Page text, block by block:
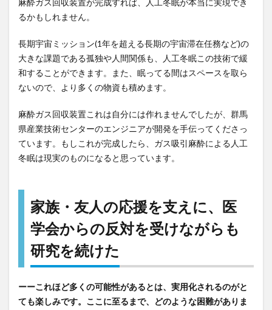
麻酔ガス回収装置が完成すれば、人工冬眠が本当に実現でき
るかもしれません。
長期宇宙ミッション(1年を超える長期の宇宙滞在任務など)の
大きな課題である孤独や人間関係も、人工冬眠この技術で緩
和することができます。また、眠ってる間はスペースを取ら
ないので、より多くの物資も積めます。
麻酔ガス回収装置これは自分には作れませんでしたが、群馬
県産業技術センターのエンジニアが開発を手伝ってくださっ
ています。もしこれが完成したら、ガス吸引麻酔による人工
冬眠は現実のものになると思っています。
家族・友人の応援を支えに、医
学会からの反対を受けながらも
研究を続けた
ーーこれほど多くの可能性があるとは、実用化されるのがと
ても楽しみです。ここに至るまで、どのような困難がありま